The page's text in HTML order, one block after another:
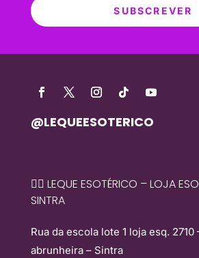
SUBSCREVER
@LEQUEESOTERICO
🧙‍♀️ LEQUE ESOTÉRICO – LOJA
SINTRA
Rua da escola lote 1 loja esq. 2710
abrunheira – Sintra